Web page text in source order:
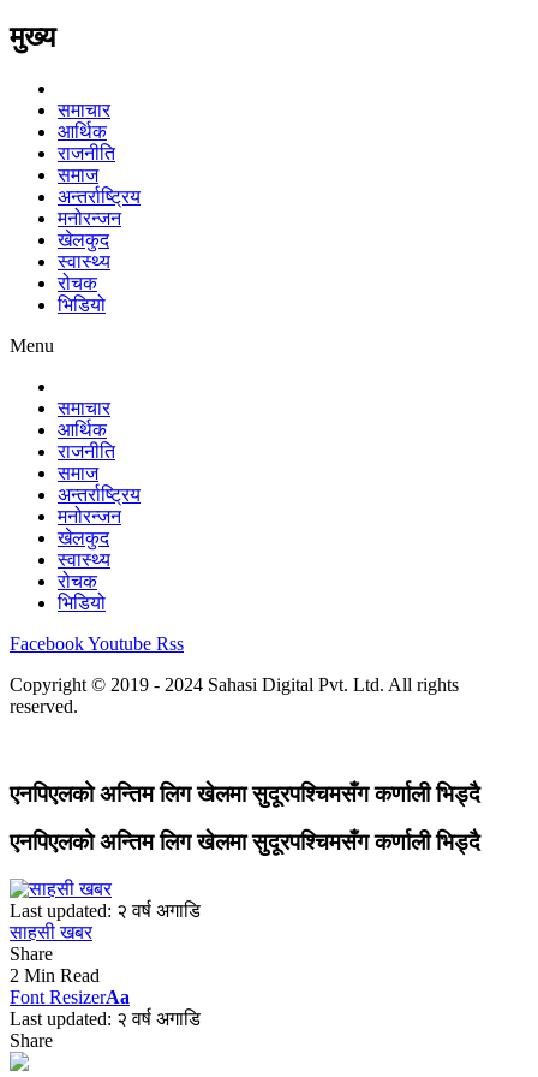
मुख्य
समाचार
आर्थिक
राजनीति
समाज
अन्तर्राष्ट्रिय
मनोरन्जन
खेलकुद
स्वास्थ्य
रोचक
भिडियो
Menu
समाचार
आर्थिक
राजनीति
समाज
अन्तर्राष्ट्रिय
मनोरन्जन
खेलकुद
स्वास्थ्य
रोचक
भिडियो
FacebookYoutube Rss
Copyright © 2019 - 2024 Sahasi Digital Pvt. Ltd. All rights
reserved.
एनपिएलको अन्तिम लिग खेलमा सुदूरपश्चिमसँग कर्णाली भिड्दै
एनपिएलको अन्तिम लिग खेलमा सुदूरपश्चिमसँग कर्णाली भिड्दै
Last updated: २ वर्ष अगाडि
साहसी खबर
Share
2 Min Read
Font ResizerAa
Last updated: २ वर्ष अगाडि
Share